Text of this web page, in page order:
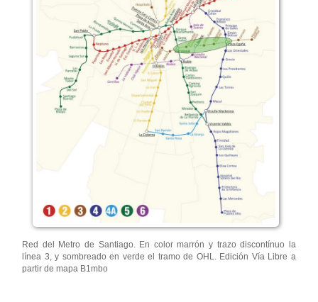
Red del Metro de Santiago. En color marrón y trazo discontínuo la
línea 3, y sombreado en verde el tramo de OHL. Edición Vía Libre a
partir de mapa B1mbo